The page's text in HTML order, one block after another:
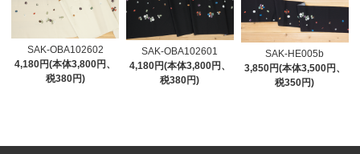
SAK-OBA102602
4,180円(本体3,800円、
税380円)
SAK-OBA102601
4,180円(本体3,800円、
税380円)
SAK-HE005b
3,850円(本体3,500円、
税350円)